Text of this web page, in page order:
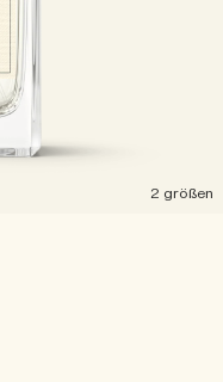
2 größen